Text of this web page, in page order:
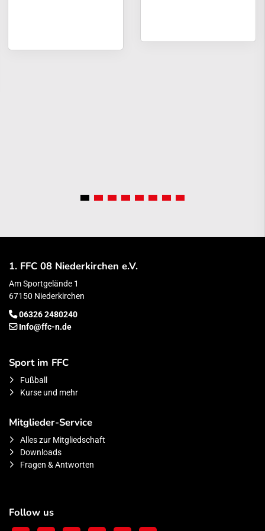
1. FFC 08 Niederkirchen e.V.
Am Sportgelände 1
67150 Niederkirchen
06326 2480240
Info@ffc-n.de
Sport im FFC
Fußball
Kurse und mehr
Mitglieder-Service
Alles zur Mitgliedschaft
Downloads
Fragen & Antworten
Follow us